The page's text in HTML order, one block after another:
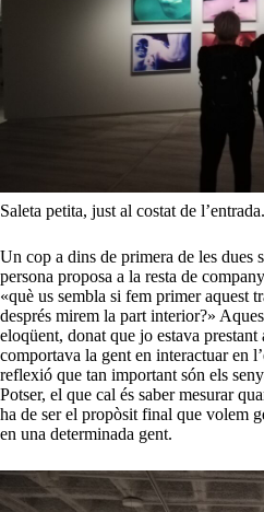
Saleta petita, just al costat de l’entrada.
Un cop a dins de primera de les dues
persona proposa a la resta de
«què us sembla si fem primer aquest
després mirem la part interior?»
eloqüent, donat que jo estava
comportava la gent en interactuar en
reflexió que tan important són els
Potser, el que cal és saber mesurar
ha de ser el propòsit final que volem
en una determinada gent.